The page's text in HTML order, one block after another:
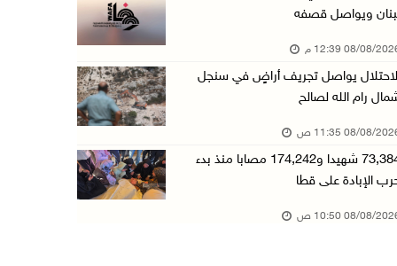
مستعمرون إرهابيون يهاجمون منزلا ويقتحمون مناط ...
قوات الاحتلال تجري تحقيقات ميدانية مع عشرات ا ...
ويواصل قصفه
08/2026 12:39 م
يواصل تجريف أراضٍ في سنجل
رام الله لصالح
08/2026 11:35 ص
73,384 شهيدا و174,242 مصابا منذ بدء
الإبادة على قطا
08/2026 10:50 ص